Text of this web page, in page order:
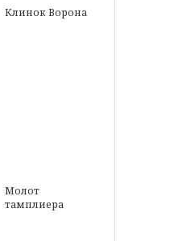
Клинок Ворона
Молот
тамплиера